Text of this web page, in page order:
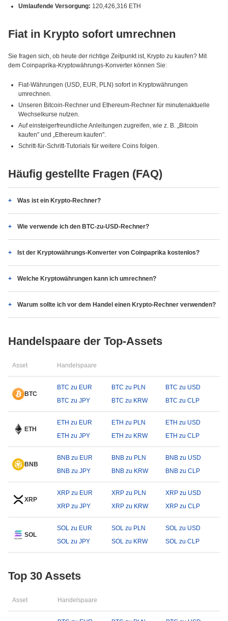
Umlaufende Versorgung: 120,426,316 ETH
Fiat in Krypto sofort umrechnen
Sie fragen sich, ob heute der richtige Zeitpunkt ist, Krypto zu kaufen? Mit
dem Coinpaprika-Kryptowährungs-Konverter können Sie:
Fiat-Währungen (USD, EUR, PLN) sofort in Kryptowährungen
umrechnen.
Unseren Bitcoin-Rechner und Ethereum-Rechner für minutenaktuelle
Wechselkurse nutzen.
Auf einsteigerfreundliche Anleitungen zugreifen, wie z. B. „Bitcoin
kaufen" und „Ethereum kaufen".
Schritt-für-Schritt-Tutorials für weitere Coins folgen.
Häufig gestellte Fragen (FAQ)
Was ist ein Krypto-Rechner?
Wie verwende ich den BTC-zu-USD-Rechner?
Ist der Kryptowährungs-Konverter von Coinpaprika kostenlos?
Welche Kryptowährungen kann ich umrechnen?
Warum sollte ich vor dem Handel einen Krypto-Rechner verwenden?
Handelspaare der Top-Assets
Asset Handelspaare
BTC
BTC zu EUR BTC zu PLN
BTC zu USD
BTC zu JPY
BTC zu KRW BTC zu CLP
ETH
ETH zu EUR ETH zu PLN
ETH zu USD
ETH zu JPY
ETH zu KRW ETH zu CLP
BNB
BNB zu EUR BNB zu PLN
BNB zu USD
BNB zu JPY
BNB zu KRW BNB zu CLP
XRP
XRP zu EUR XRP zu PLN
XRP zu USD
XRP zu JPY
XRP zu KRW XRP zu CLP
SOL
SOL zu EUR SOL zu PLN
SOL zu USD
SOL zu JPY
SOL zu KRW SOL zu CLP
Top 30 Assets
Asset Handelspaare